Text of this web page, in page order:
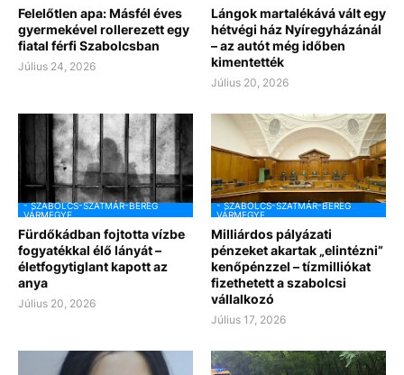
Felelőtlen apa: Másfél éves
gyermekével rollerezett egy
fiatal férfi Szabolcsban
Július 24, 2026
Lángok martalékává vált egy
hétvégi ház Nyíregyházánál
– az autót még időben
kimentették
Július 20, 2026
- SZABOLCS-SZATMÁR-BEREG
VÁRMEGYE
Fürdőkádban fojtotta vízbe
fogyatékkal élő lányát –
életfogytiglant kapott az
anya
Július 20, 2026
- SZABOLCS-SZATMÁR-BEREG
VÁRMEGYE
Milliárdos pályázati
pénzeket akartak „elintézni”
kenőpénzzel – tízmilliókat
fizethetett a szabolcsi
vállalkozó
Július 17, 2026